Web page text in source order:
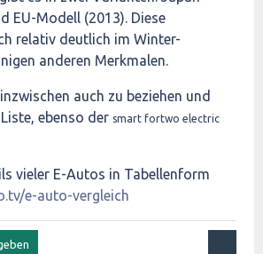
EU-Modell (2013). Diese
relativ deutlich im Winter-
anderen Merkmalen.
auch zu beziehen und
ebenso der smart fortwo electric
vieler E-Autos in Tabellenform
e-auto-vergleich